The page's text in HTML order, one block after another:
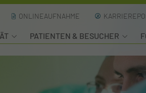
ONLINEAUFNAHME
PATIENTEN & BESUCHER